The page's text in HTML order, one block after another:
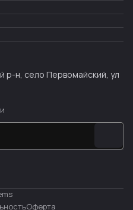
р-н, село Первомайский, ул
Оферта